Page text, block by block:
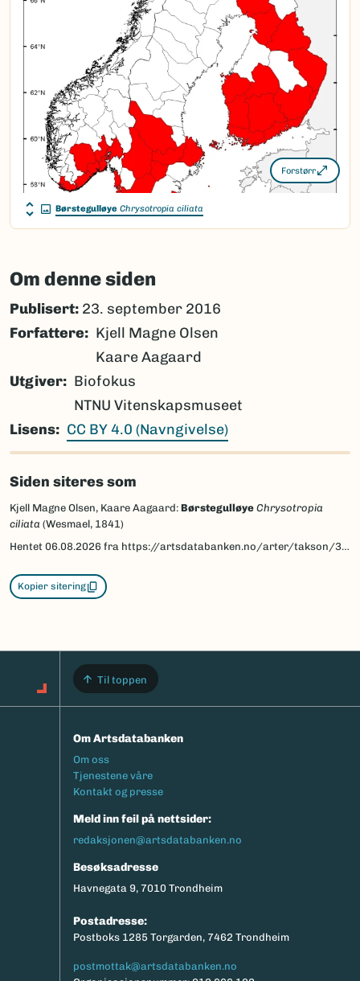
Forstørr
Børstegulløye Chrysotropia ciliata
Om denne siden
Publisert: 23. september 2016
Forfattere
Kjell Magne Olsen
Kaare Aagaard
Utgiver
Biofokus
NTNU Vitenskapsmuseet
Lisens
CC BY 4.0 (Navngivelse)
Siden siteres som
Kjell Magne Olsen, Kaare Aagaard: Børstegulløye Chrysotropia
ciliata (Wesmael, 1841)
Hentet 06.08.2026 fra https://artsdatabanken.no/arter/takson/34473/beskrivelse
Kopier sitering
Til toppen
Om Artsdatabanken
Footermeny
Om oss
Tjenestene våre
Kontakt og presse
Meld inn feil på nettsider:
redaksjonen@artsdatabanken.no
Besøksadresse
Havnegata 9, 7010 Trondheim
Postadresse:
Postboks 1285 Torgarden, 7462 Trondheim
postmottak@artsdatabanken.no